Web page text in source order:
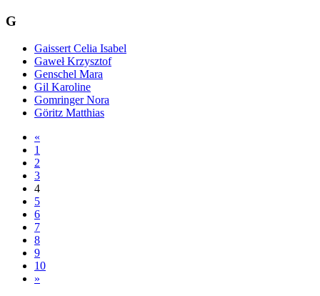
G
Gaissert Celia Isabel
Gaweł Krzysztof
Genschel Mara
Gil Karoline
Gomringer Nora
Göritz Matthias
«
1
2
3
4
5
6
7
8
9
10
»